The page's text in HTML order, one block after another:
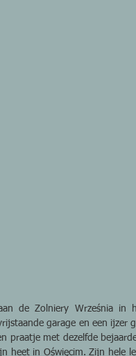
de Zolniery Września in
garage en een
praatje met dezelfde
heet in Oświęcim. Zijn hele